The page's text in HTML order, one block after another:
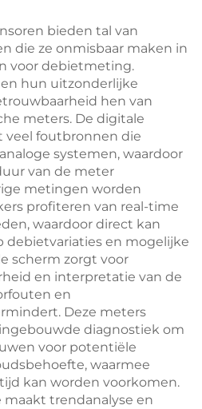
bieden tal van
die ze onmisbaar maken in
voor debietmeting.
hun uitzonderlijke
hen van
meters. De digitale
foutbronnen die
systemen, waardoor
van de meter
metingen worden
profiteren van real-time
waardoor direct kan
debietvariaties en mogelijke
scherm zorgt voor
en interpretatie van de
en
Deze meters
diagnostiek om
voor potentiële
waarmee
kan worden voorkomen.
trendanalyse en